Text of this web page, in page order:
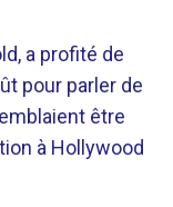
a profité de
pour parler de
être
à Hollywood